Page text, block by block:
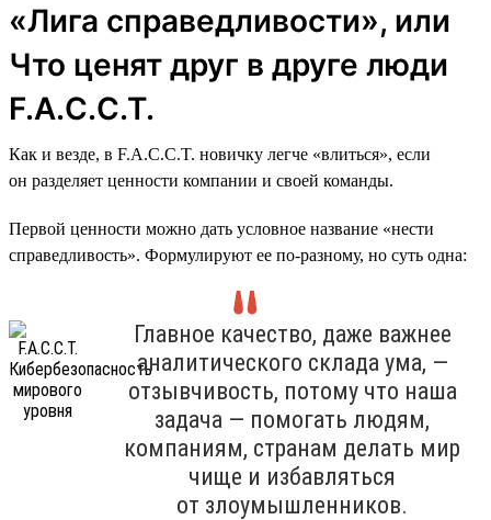
«Лига справедливости», или
Что ценят друг в друге люди
F.A.C.C.T.
Как и везде, в F.A.C.C.T. новичку легче «влиться», если
он разделяет ценности компании и своей команды.
Первой ценности можно дать условное название «нести
справедливость». Формулируют ее по-разному, но суть одна:
Главное качество, даже важнее
аналитического склада ума, —
отзывчивость, потому что наша
задача — помогать людям,
компаниям, странам делать мир
чище и избавляться
от злоумышленников.